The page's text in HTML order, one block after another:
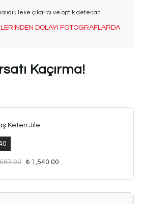
leke çıkarıcı ve optik deterjan
DOLAYI FOTOGRAFLARDA
Kaçırma!
Keten Jile
₺ 1,540.00